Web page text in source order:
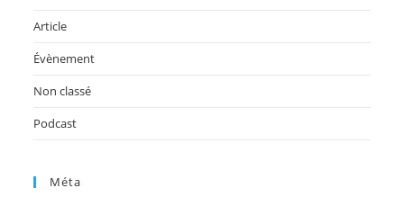
Article
Évènement
Non classé
Podcast
Méta